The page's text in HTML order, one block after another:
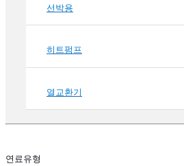
선박용
히트펌프
열교환기
연료유형